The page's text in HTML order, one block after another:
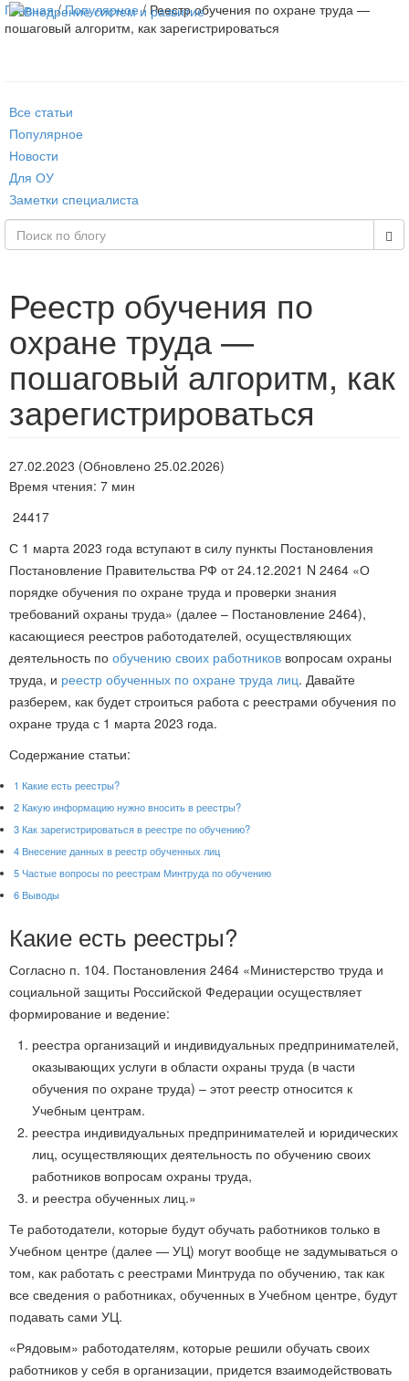
Главная/Популярное/ Реестр обучения по охране труда —
пошаговый алгоритм, как зарегистрироваться
Все статьи
Популярное
Новости
Для ОУ
Заметки специалиста
Реестр обучения по
охране труда —
пошаговый алгоритм, как
зарегистрироваться
27.02.2023 (Обновлено 25.02.2026)
Время чтения: 7 мин
24417
С 1 марта 2023 года вступают в силу пункты Постановления
Постановление Правительства РФ от 24.12.2021 N 2464 «О
порядке обучения по охране труда и проверки знания
требований охраны труда» (далее – Постановление 2464),
касающиеся реестров работодателей, осуществляющих
деятельность по обучению своих работников вопросам охраны
труда, и реестр обученных по охране труда лиц. Давайте
разберем, как будет строиться работа с реестрами обучения по
охране труда с 1 марта 2023 года.
Содержание статьи:
1 Какие есть реестры?
2 Какую информацию нужно вносить в реестры?
3 Как зарегистрироваться в реестре по обучению?
4 Внесение данных в реестр обученных лиц
5Частые вопросы по реестрам Минтруда по обучению
6 Выводы
Какие есть реестры?
Согласно п. 104. Постановления 2464 «Министерство труда и
социальной защиты Российской Федерации осуществляет
формирование и ведение:
реестра организаций и индивидуальных предпринимателей,
оказывающих услуги в области охраны труда (в части
обучения по охране труда) – этот реестр относится к
Учебным центрам.
реестра индивидуальных предпринимателей и юридических
лиц, осуществляющих деятельность по обучению своих
работников вопросам охраны труда,
и реестра обученных лиц.»
Те работодатели, которые будут обучать работников только в
Учебном центре (далее — УЦ) могут вообще не задумываться о
том, как работать с реестрами Минтруда по обучению, так как
все сведения о работниках, обученных в Учебном центре, будут
подавать сами УЦ.
«Рядовым» работодателям, которые решили обучать своих
работников у себя в организации, придется взаимодействовать